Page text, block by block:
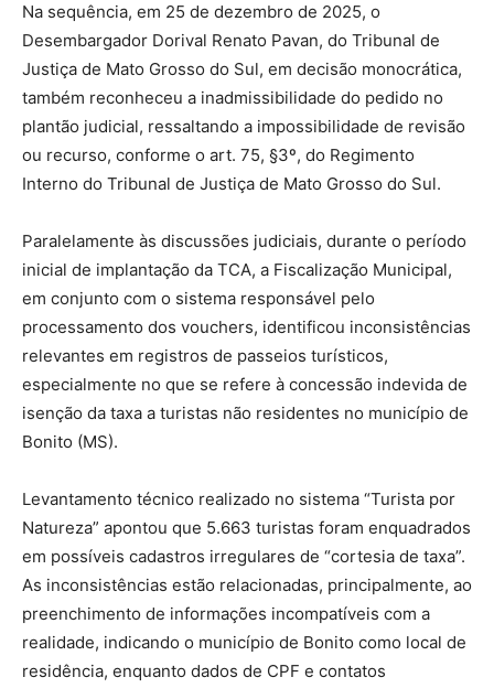
Na sequência, em 25 de dezembro de 2025, o
Desembargador Dorival Renato Pavan, do Tribunal de
Justiça de Mato Grosso do Sul, em decisão monocrática,
também reconheceu a inadmissibilidade do pedido no
plantão judicial, ressaltando a impossibilidade de revisão
ou recurso, conforme o art. 75, §3º, do Regimento
Interno do Tribunal de Justiça de Mato Grosso do Sul.
Paralelamente às discussões judiciais, durante o período
inicial de implantação da TCA, a Fiscalização Municipal,
em conjunto com o sistema responsável pelo
processamento dos vouchers, identificou inconsistências
relevantes em registros de passeios turísticos,
especialmente no que se refere à concessão indevida de
isenção da taxa a turistas não residentes no município de
Bonito (MS).
Levantamento técnico realizado no sistema “Turista por
Natureza” apontou que 5.663 turistas foram enquadrados
em possíveis cadastros irregulares de “cortesia de taxa”.
As inconsistências estão relacionadas, principalmente, ao
preenchimento de informações incompatíveis com a
realidade, indicando o município de Bonito como local de
residência, enquanto dados de CPF e contatos